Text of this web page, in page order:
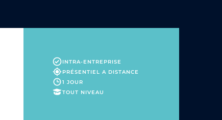
INTRA-ENTREPRISE
PRÉSENTIEL A DISTANCE
1 JOUR
TOUT NIVEAU